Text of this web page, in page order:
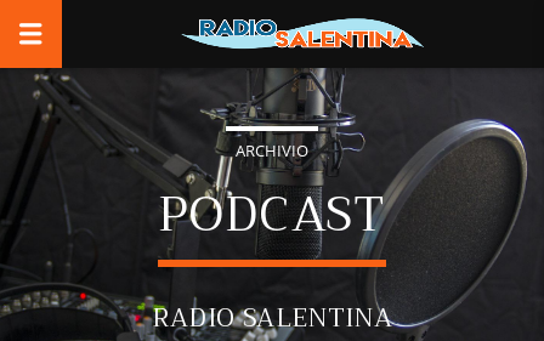
ARCHIVIO
PODCAST
RADIO SALENTINA